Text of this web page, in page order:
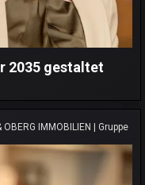
2035 gestaltet
OBERG IMMOBILIEN | Gruppe